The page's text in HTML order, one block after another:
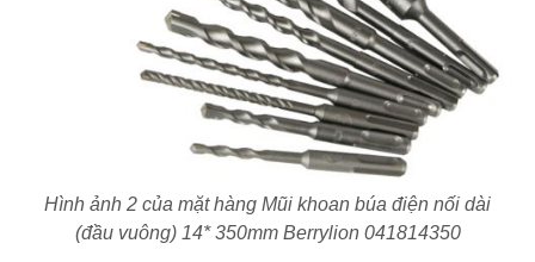
Hình ảnh 2 của mặt hàng Mũi khoan búa điện nối dài
(đầu vuông) 14* 350mm Berrylion 041814350